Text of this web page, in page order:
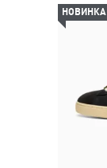
НОВИНКА